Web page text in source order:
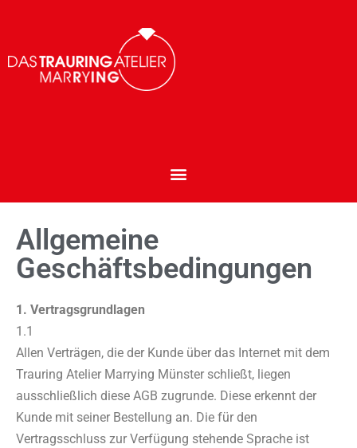
Allgemeine
Geschäftsbedingungen
1. Vertragsgrundlagen
1.1
Allen Verträgen, die der Kunde über das Internet mit dem
Trauring Atelier Marrying Münster schließt, liegen
ausschließlich diese AGB zugrunde. Diese erkennt der
Kunde mit seiner Bestellung an. Die für den
Vertragsschluss zur Verfügung stehende Sprache ist